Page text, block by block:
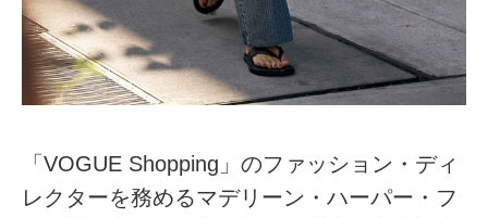
「VOGUE Shopping」のファッション・ディ
レクターを務めるマデリーン・ハーパー・フ